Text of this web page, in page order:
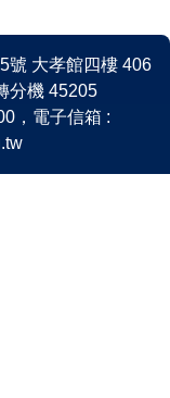
號 大孝館四樓 406
分機 45205
，電子信箱 :